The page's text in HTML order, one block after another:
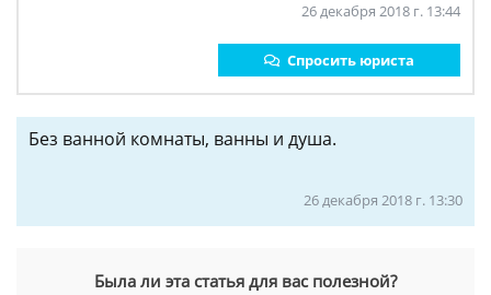
26 декабря 2018 г. 13:44
Спросить юриста
Без ванной комнаты, ванны и душа.
26 декабря 2018 г. 13:30
Была ли эта статья для вас полезной?